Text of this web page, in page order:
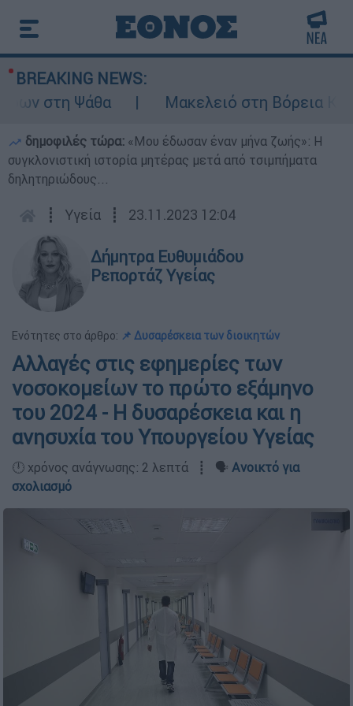
BREAKING NEWS:
στη Ψάθα
Μακελειό στη Βόρεια
δημοφιλές τώρα: «Μου έδωσαν έναν μήνα ζωής»: Η
συγκλονιστική ιστορία μητέρας μετά από τσιμπήματα
δηλητηριώδους...
┋ Υγεία ┋ 23.11.2023 12:04
Δήμητρα Ευθυμιάδου
Ρεπορτάζ Υγείας
Ενότητες στο άρθρο: 📌 Δυσαρέσκεια των διοικητών
Αλλαγές στις εφημερίες των
νοσοκομείων το πρώτο εξάμηνο
του 2024 - Η δυσαρέσκεια και η
ανησυχία του Υπουργείου Υγείας
🕛 χρόνος ανάγνωσης: 2 λεπτά ┋ 🗣️ Ανοικτό για
σχολιασμό